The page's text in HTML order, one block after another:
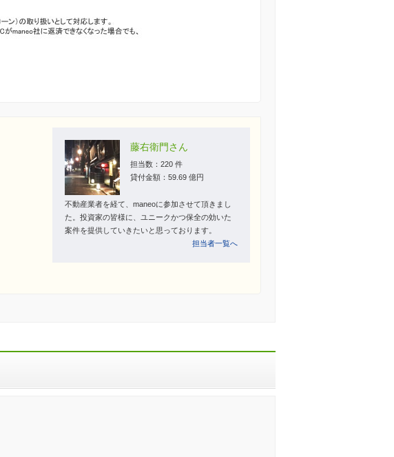
藤右衛門さん
担当数：220 件
貸付金額：59.69 億円
不動産業者を経て、maneoに参加させて頂きまし
た。投資家の皆様に、ユニークかつ保全の効いた
案件を提供していきたいと思っております。
担当者一覧へ